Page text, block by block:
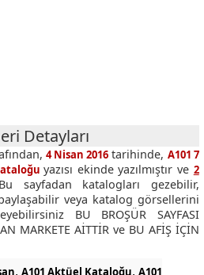
Detayları
4 Nisan 2016 tarihinde, A101 7
yazısı ekinde yazılmıştır ve 2
sayfadan katalogları gezebilir,
veya katalog görsellerini
BU BROŞÜR SAYFASI
MARKETE AİTTİR ve BU AFİŞ İÇİN
, A101 Aktüel Kataloğu, A101